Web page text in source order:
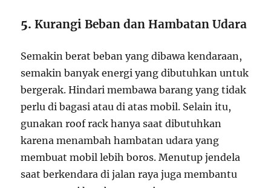
5.Kurangi Beban dan Hambatan Udara
Semakin berat beban yang dibawa kendaraan,
semakin banyak energi yang dibutuhkan untuk
bergerak. Hindari membawa barang yang tidak
perlu di bagasi atau di atas mobil. Selain itu,
gunakan roof rack hanya saat dibutuhkan
karena menambah hambatan udara yang
membuat mobil lebih boros. Menutup jendela
saat berkendara di jalan raya juga membantu